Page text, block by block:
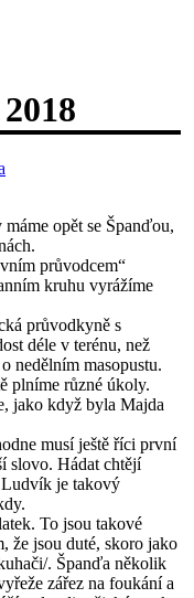
opět se Španďou,
průvodcem“
kruhu vyrážíme
průvodkyně s
déle v terénu, než
nedělním masopustu.
plníme různé úkoly.
jako když byla Majda
musí ještě říci první
slovo. Hádat chtějí
Ludvík je takový
To jsou takové
že jsou duté, skoro jako
. Španďa několik
zářez na foukání a